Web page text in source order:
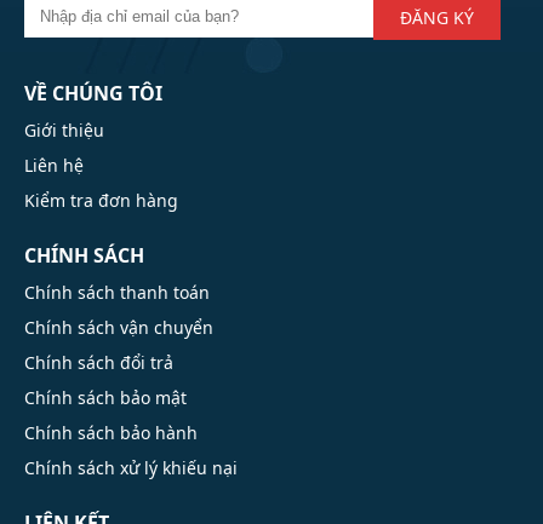
ĐĂNG KÝ
VỀ CHÚNG TÔI
Giới thiệu
Liên hệ
Kiểm tra đơn hàng
CHÍNH SÁCH
Chính sách thanh toán
Chính sách vận chuyển
Chính sách đổi trả
Chính sách bảo mật
Chính sách bảo hành
Chính sách xử lý khiếu nại